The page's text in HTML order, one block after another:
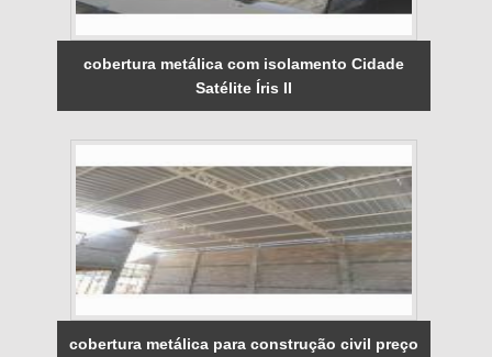
cobertura metálica com isolamento Cidade
Satélite Íris II
cobertura metálica para construção civil preço